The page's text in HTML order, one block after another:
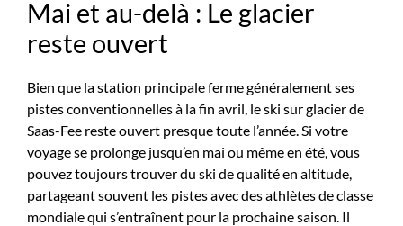
Mai et au-delà : Le glacier
reste ouvert
Bien que la station principale ferme généralement ses
pistes conventionnelles à la fin avril, le ski sur glacier de
Saas-Fee reste ouvert presque toute l’année. Si votre
voyage se prolonge jusqu’en mai ou même en été, vous
pouvez toujours trouver du ski de qualité en altitude,
partageant souvent les pistes avec des athlètes de classe
mondiale qui s’entraînent pour la prochaine saison. Il